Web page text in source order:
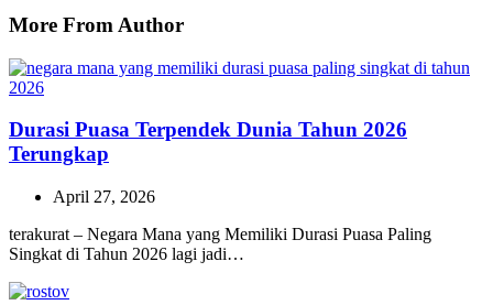
More From Author
Durasi Puasa Terpendek Dunia Tahun 2026
Terungkap
April 27, 2026
terakurat – Negara Mana yang Memiliki Durasi Puasa Paling
Singkat di Tahun 2026 lagi jadi…